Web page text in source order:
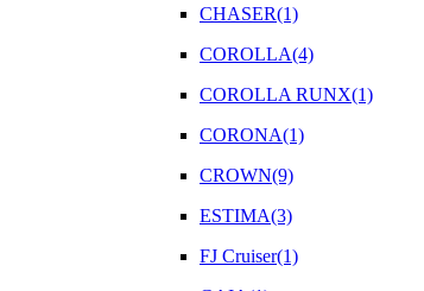
CHASER(1)
COROLLA(4)
COROLLA RUNX(1)
CORONA(1)
CROWN(9)
ESTIMA(3)
FJ Cruiser(1)